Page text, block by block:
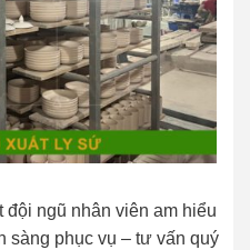
ngũ nhân viên am hiểu
sàng phục vụ – tư vấn quý